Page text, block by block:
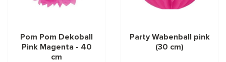
Pom Pom Dekoball
Pink Magenta - 40
cm
Party Wabenball pink
(30 cm)